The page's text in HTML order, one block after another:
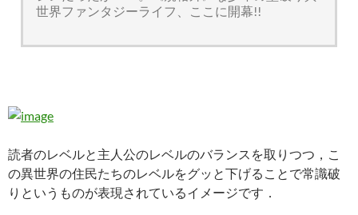
世界ファンタジーライフ、ここに開幕!!
読者のレベルと主人公のレベルのバランスを取りつつ，こ
の異世界の住民たちのレベルをグッと下げることで常識破
りというものが表現されているイメージです．